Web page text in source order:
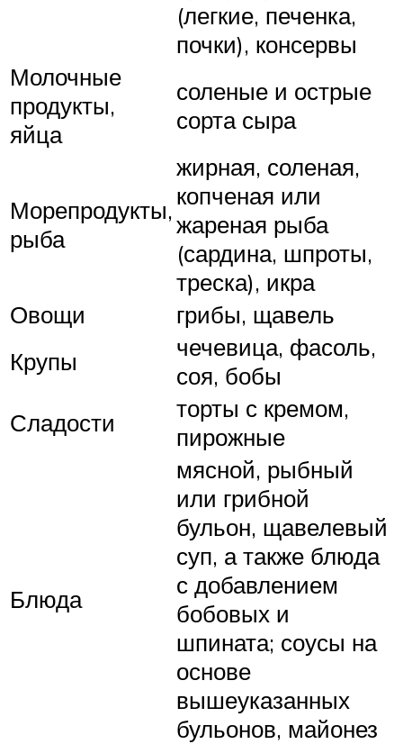
(легкие, печенка,
почки), консервы
Молочные
продукты,
яйца
соленые и острые
сорта сыра
Морепродукты,
рыба
жирная, соленая,
копченая или
жареная рыба
(сардина, шпроты,
треска), икра
Овощи
грибы, щавель
Крупы
чечевица, фасоль,
соя, бобы
Сладости
торты с кремом,
пирожные
Блюда
мясной, рыбный
или грибной
бульон, щавелевый
суп, а также блюда
с добавлением
бобовых и
шпината; соусы на
основе
вышеуказанных
бульонов, майонез